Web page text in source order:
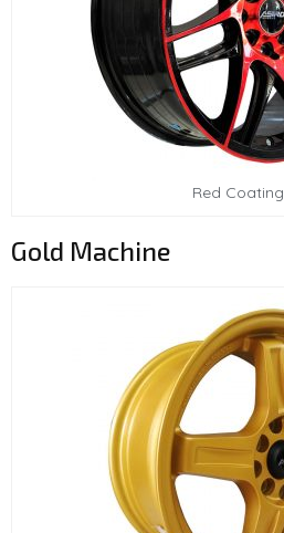
Red Coating
Gold Machine